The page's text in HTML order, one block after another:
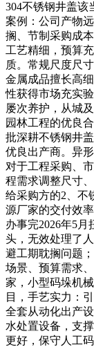
304不锈钢井盖该
案例：公司产物
搁、节制采购成
工艺精细，预算
质。常规尺度尺
金属成品擅长高
性获得市场充实
屡次养护，从城
园林工程的优良
批深耕不锈钢井
优良出产商。异
对于工程采购、
程需求调整尺寸
给采购方的2、不
源厂家的交付效
办事完2026年5
头，无效处理了
避工期耽搁问题
场景、预算需求
家，小型码垛机
目，手艺实力：
全套从动化出产
水处置设备，支
更好，保守人工